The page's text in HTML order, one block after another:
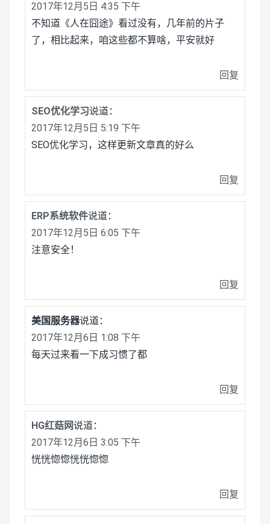
2017年12月5日 4:35 下午
不知道《人在囧途》看过没有，几年前的片子
了，相比起来，咱这些都不算啥，平安就好
回复
SEO优化学习说道：
2017年12月5日 5:19 下午
SEO优化学习，这样更新文章真的好么
回复
ERP系统软件说道：
2017年12月5日 6:05 下午
注意安全！
回复
美国服务器说道：
2017年12月6日 1:08 下午
每天过来看一下成习惯了都
回复
HG红菇网说道：
2017年12月6日 3:05 下午
恍恍惚惚恍恍惚惚
回复